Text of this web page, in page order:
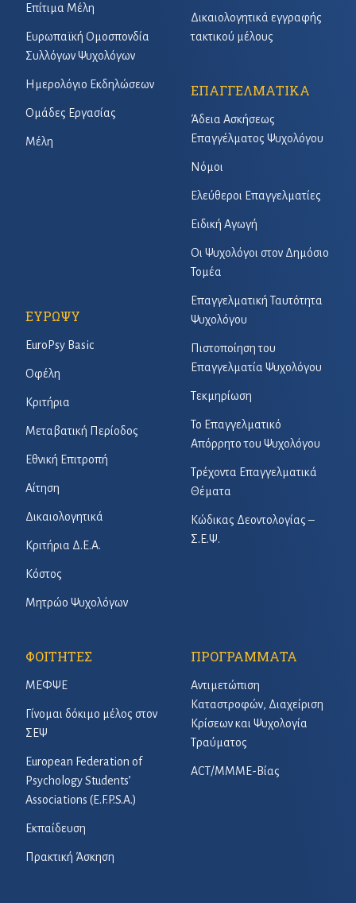
Επίτιμα Μέλη
Ευρωπαϊκή Ομοσπονδία
Συλλόγων Ψυχολόγων
Ημερολόγιο Εκδηλώσεων
Ομάδες Εργασίας
Μέλη
Δικαιολογητικά εγγραφής
τακτικού μέλους
ΕΠΑΓΓΕΛΜΑΤΙΚΑ
Άδεια Ασκήσεως
Επαγγέλματος Ψυχολόγου
Νόμοι
Ελεύθεροι Επαγγελματίες
Ειδική Αγωγή
Οι Ψυχολόγοι στον Δημόσιο
Τομέα
Επαγγελματική Ταυτότητα
Ψυχολόγου
Πιστοποίηση του
Επαγγελματία Ψυχολόγου
Τεκμηρίωση
Το Επαγγελματικό
Απόρρητο του Ψυχολόγου
Τρέχοντα Επαγγελματικά
Θέματα
Κώδικας Δεοντολογίας –
Σ.Ε.Ψ.
ΕΥΡΩΨΥ
EuroPsy Basic
Οφέλη
Κριτήρια
Μεταβατική Περίοδος
Εθνική Επιτροπή
Αίτηση
Δικαιολογητικά
Κριτήρια Δ.Ε.Α.
Κόστος
Μητρώο Ψυχολόγων
ΦΟΙΤΗΤΕΣ
ΜΕΦΨΕ
Γίνομαι δόκιμο μέλος στον
ΣΕΨ
European Federation of
Psychology Students’
Associations (E.F.P.S.A.)
Εκπαίδευση
Πρακτική Άσκηση
ΠΡΟΓΡΑΜΜΑΤΑ
Αντιμετώπιση
Καταστροφών, Διαχείριση
Κρίσεων και Ψυχολογία
Τραύματος
ACT/ΜΜΜΕ-Βίας